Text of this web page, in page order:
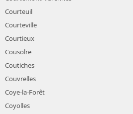
Courteuil
Courteville
Courtieux
Cousolre
Coutiches
Couvrelles
Coye-la-Forêt
Coyolles